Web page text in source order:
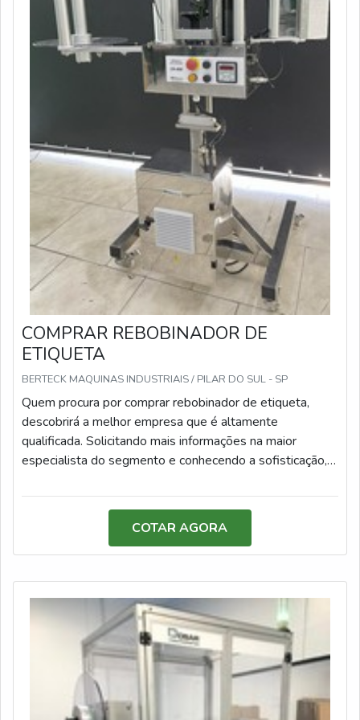
COMPRAR REBOBINADOR DE
ETIQUETA
BERTECK MAQUINAS INDUSTRIAIS / PILAR DO SUL - SP
Quem procura por comprar rebobinador de etiqueta,
descobrirá a melhor empresa que é altamente
qualificada. Solicitando mais informações na maior
especialista do segmento e conhecendo a sofisticação,
INFORMAÇÕES SOBRE COMPRAR REBOBINADOR
etiqueta em uma empresa comprometida com os
serviços, acha o site da Berteck Máquinas Industriais.
rotuladoras e dispensadores de rótulos e etiquetas,
garantindo o que há de melhor na atualidade.Ainda com
uma visão analítica sobre comprar rebobinador de
etiqueta, sempre deve-se buscar uma empresa que
tenha produtos e serviços com ótima qualidade e
excelente custo-benefício, detalhes primordiais que são
deixados de lado por muitas empresas que não focam na
COTAR AGORA